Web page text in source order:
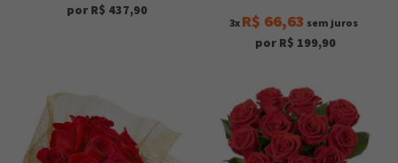
por R$ 437,90
3x R$ 66,63 sem juros
por R$ 199,90